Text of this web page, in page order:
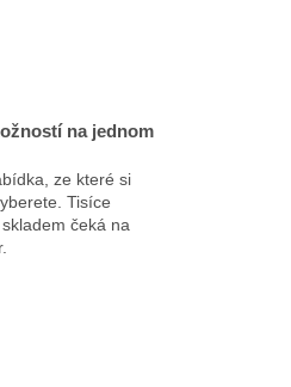
na jednom
ze které si
Tisíce
čeká na